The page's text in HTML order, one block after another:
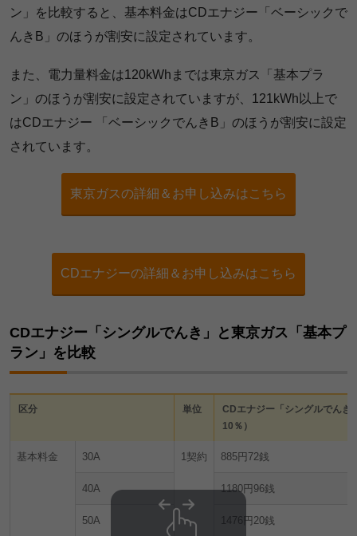
ン」を比較すると、基本料金はCDエナジー「ベーシックで
んきB」のほうが割安に設定されています。
また、電力量料金は120kWhまでは東京ガス「基本プラ
ン」のほうが割安に設定されていますが、121kWh以上で
はCDエナジー 「ベーシックでんきB」のほうが割安に設定
されています。
東京ガスの詳細＆お申し込みはこちら
CDエナジーの詳細＆お申し込みはこちら
CDエナジー「シングルでんき」と東京ガス「基本プ
ラン」を比較
区分 単位
CDエナジー「シングルでんき
10％）
基本料金 30A 1契約 885円72銭
40A 1180円96銭
50A 1476円20銭